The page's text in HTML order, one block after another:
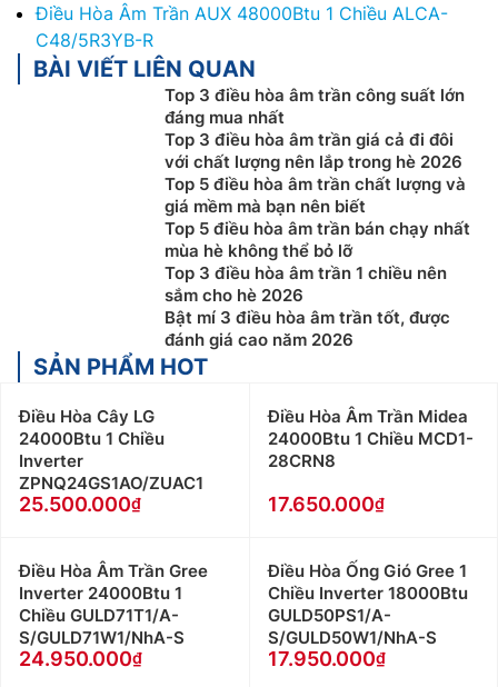
Điều Hòa Âm Trần AUX 48000Btu 1 Chiều ALCA-
C48/5R3YB-R
BÀI VIẾT LIÊN QUAN
Top 3 điều hòa âm trần công suất lớn
đáng mua nhất
Top 3 điều hòa âm trần giá cả đi đôi
với chất lượng nên lắp trong hè 2026
Top 5 điều hòa âm trần chất lượng và
giá mềm mà bạn nên biết
Top 5 điều hòa âm trần bán chạy nhất
mùa hè không thể bỏ lỡ
Top 3 điều hòa âm trần 1 chiều nên
sắm cho hè 2026
Bật mí 3 điều hòa âm trần tốt, được
đánh giá cao năm 2026
SẢN PHẨM HOT
Điều Hòa Cây LG
24000Btu 1 Chiều
Inverter
ZPNQ24GS1AO/ZUAC1
25.500.000
Điều Hòa Âm Trần Midea
24000Btu 1 Chiều MCD1-
28CRN8
17.650.000
Điều Hòa Âm Trần Gree
Inverter 24000Btu 1
Chiều GULD71T1/A-
S/GULD71W1/NhA-S
24.950.000
Điều Hòa Ống Gió Gree 1
Chiều Inverter 18000Btu
GULD50PS1/A-
S/GULD50W1/NhA-S
17.950.000